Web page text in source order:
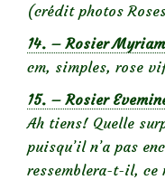
(crédit photos
14. – Rosier
cm, simples, rose
15. – Rosier
Ah tiens! Quelle
puisqu’il n’a pas
ressemblera-t-il, ce